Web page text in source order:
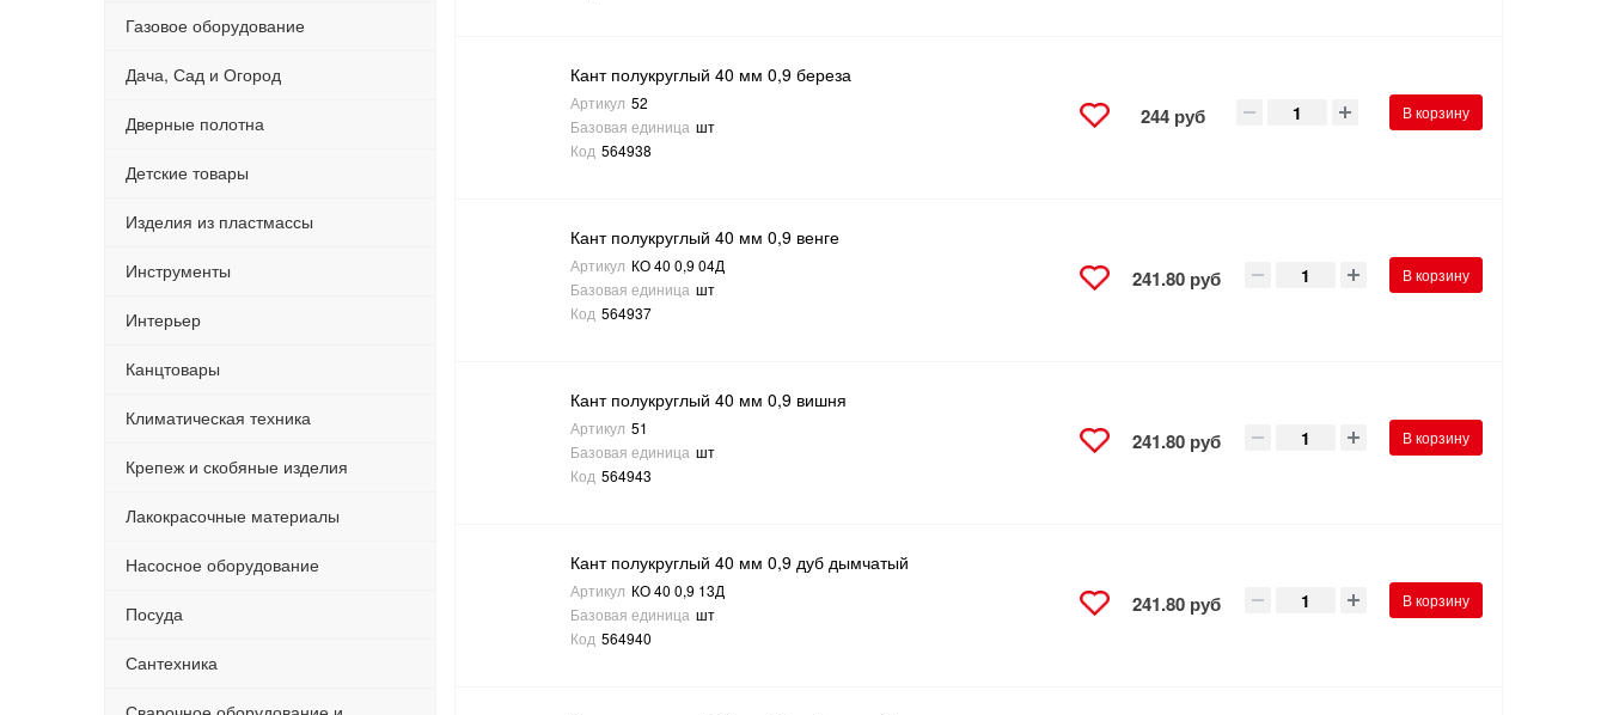
Газовое оборудование
Дача, Сад и Огород
Дверные полотна
Детские товары
Изделия из пластмассы
Инструменты
Интерьер
Канцтовары
Климатическая техника
Крепеж и скобяные изделия
Лакокрасочные материалы
Насосное оборудование
Посуда
Сантехника
Кант полукруглый 40 мм 0,9 береза
Артикул 52
Базовая единица шт
Код 564938
244 руб В корзину
Кант полукруглый 40 мм 0,9 венге
Артикул КО 40 0,9 04Д
Базовая единица шт
Код 564937
241.80 руб В корзину
Кант полукруглый 40 мм 0,9 вишня
Артикул 51
Базовая единица шт
Код 564943
241.80 руб В корзину
Кант полукруглый 40 мм 0,9 дуб дымчатый
Артикул КО 40 0,9 13Д
Базовая единица шт
Код 564940
241.80 руб В корзину